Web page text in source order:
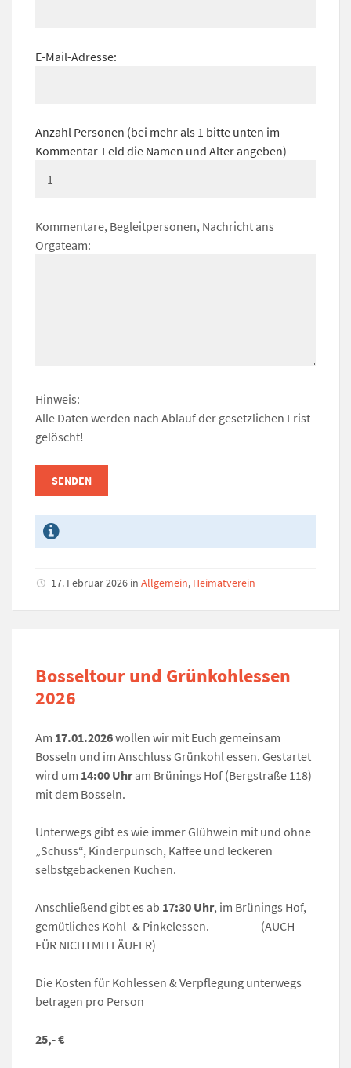
E-Mail-Adresse:
Anzahl Personen (bei mehr als 1 bitte unten im
Kommentar-Feld die Namen und Alter angeben)
Kommentare, Begleitpersonen, Nachricht ans
Orgateam:
Hinweis:
Alle Daten werden nach Ablauf der gesetzlichen Frist
gelöscht!
17. Februar 2026 in Allgemein, Heimatverein
Bosseltour und Grünkohlessen
2026
Am 17.01.2026wollen wir mit Euch gemeinsam
Bosseln und im Anschluss Grünkohl essen. Gestartet
wird um 14:00 Uhram Brünings Hof (Bergstraße 118)
mit dem Bosseln.
Unterwegs gibt es wie immer Glühwein mit und ohne
„Schuss“, Kinderpunsch, Kaffee und leckeren
selbstgebackenen Kuchen.
Anschließend gibt es ab 17:30 Uhr, im Brünings Hof,
gemütliches Kohl- & Pinkelessen. (AUCH
FÜR NICHTMITLÄUFER)
Die Kosten für Kohlessen & Verpflegung unterwegs
betragen pro Person
25,- €